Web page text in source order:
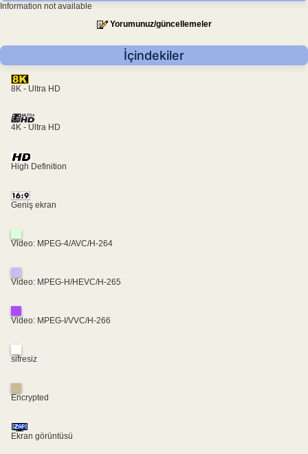
Information not available
Yorumunuz/güncellemeler
İçindekiler
8K - Ultra HD
4K - Ultra HD
High Definition
Geniş ekran
Video: MPEG-4/AVC/H-264
Video: MPEG-H/HEVC/H-265
Video: MPEG-I/VVC/H-266
sifresiz
Encrypted
Ekran görüntüsü